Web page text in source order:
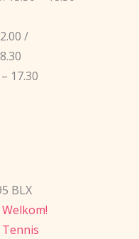
/
17.30
BLX
Welkom!
Tennis